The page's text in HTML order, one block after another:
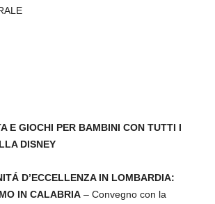
E GIOCHI PER BAMBINI CON TUTTI I
DISNEY
D’ECCELLENZA IN LOMBARDIA:
IN CALABRIA – Convegno con la